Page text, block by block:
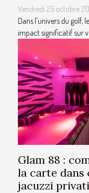
Vendredi 25 octobre
Dans l'univers du golf,
impact significatif sur
Glam 88 :
la carte dans
jacuzzi